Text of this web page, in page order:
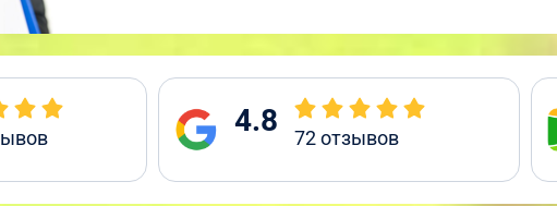
4.8 72отзывов